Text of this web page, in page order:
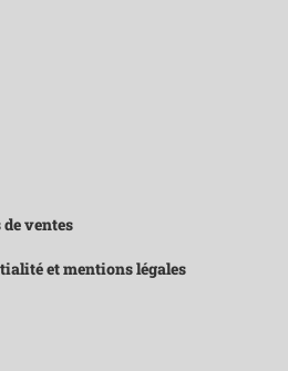
ventes
et mentions légales